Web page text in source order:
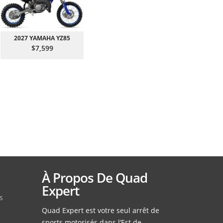
2027 YAMAHA YZ85
$7,599
À Propos De Quad
Expert
Quad Expert est votre seul arrêt de